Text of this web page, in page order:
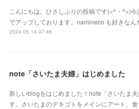
こんにちは。ひさしぶりの投稿です(=^・^=)今
でアップしております。namineco も好きなん
2024.05.14 07:46
note「さいたま夫婦」はじめました
新しいblogをはじめました！note「さいたま
す。さいたまのデキゴトをメインにアート、食